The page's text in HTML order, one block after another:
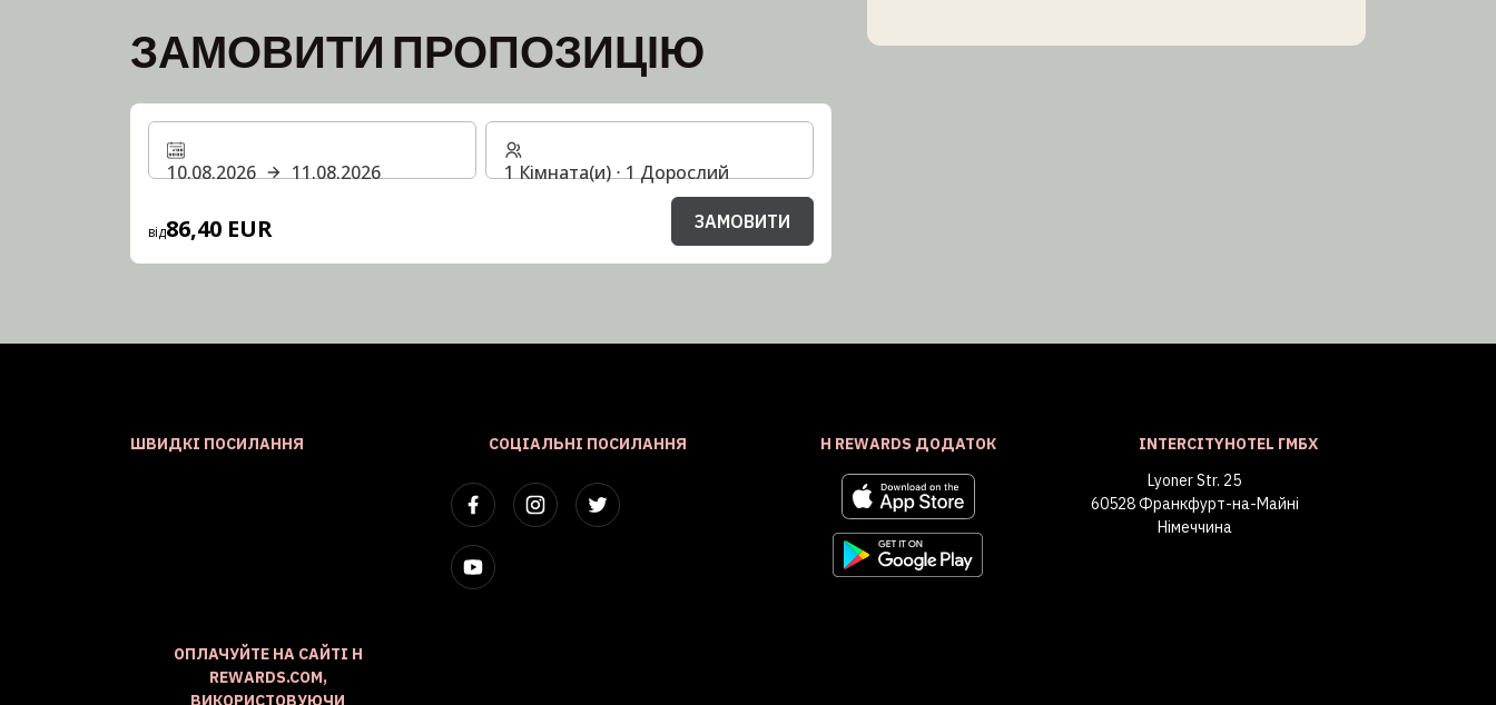
ЗАМОВИТИ ПРОПОЗИЦІЮ
10.08.2026 11.08.2026
від86,40 EUR
1 Кімната(и) ⋅ 1 Дорослий
ЗАМОВИТИ
ШВИДКІ ПОСИЛАННЯ СОЦІАЛЬНІ ПОСИЛАННЯ H REWARDS ДОДАТОК
INTERCITYHOTEL ГМБХ
Lyoner Str. 25
60528 Франкфурт-на-Майні
Німеччина
ОПЛАЧУЙТЕ НА САЙТІ H
REWARDS.COM,